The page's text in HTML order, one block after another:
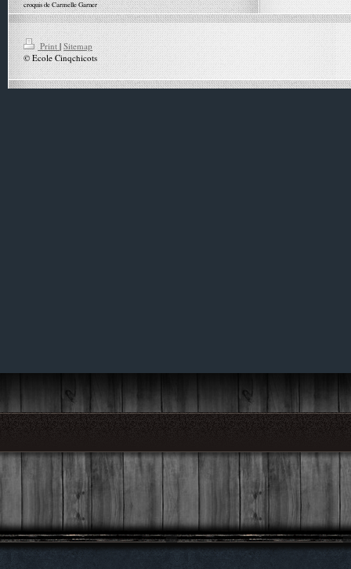
croquis de Carmelle Garner
Print| Sitemap
© Ecole Cinqchicots